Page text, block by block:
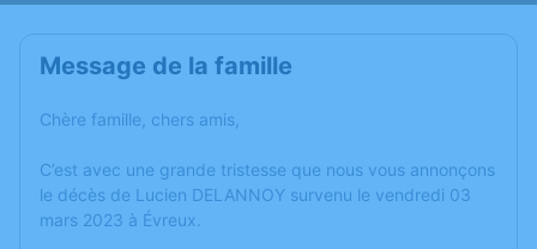
Message de la famille
Chère famille, chers amis,
C’est avec une grande tristesse que nous vous annonçons
le décès de Lucien DELANNOY survenu le vendredi 03
mars 2023 à Évreux.